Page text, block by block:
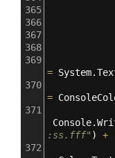
365
366
367
368
369
= System.
370
=
371
Console.
:ss.fff" ) +
372